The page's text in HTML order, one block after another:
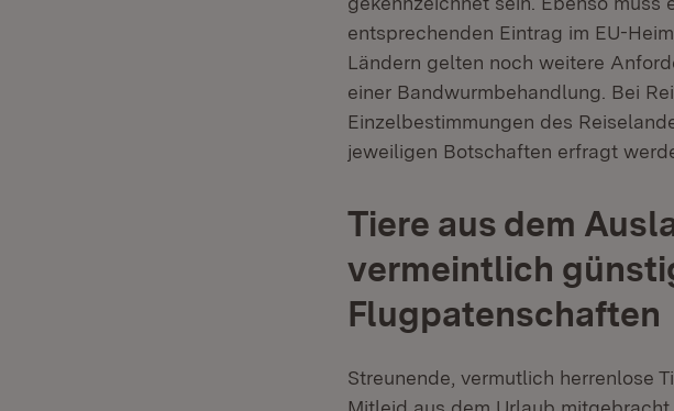
entsprechenden Eintrag im EU-
Ländern gelten noch weitere
einer Bandwurmbehandlung. Bei
Einzelbestimmungen des
jeweiligen Botschaften erfragt
Tiere aus dem
vermeintlich
Flugpatenschaften
Streunende, vermutlich herrenlose